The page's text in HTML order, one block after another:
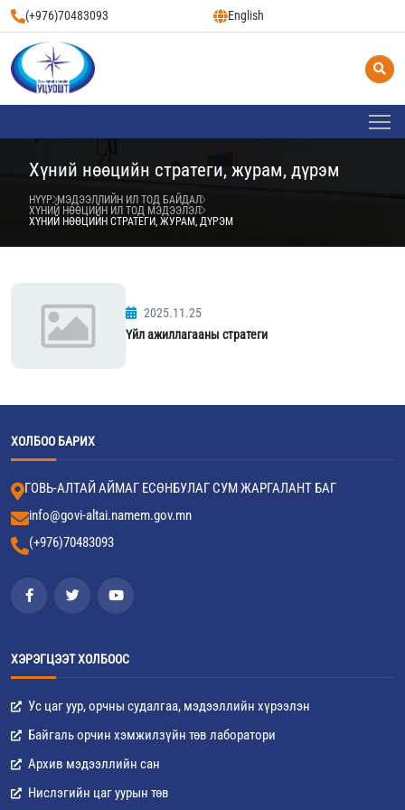
(+976)70483093 English
Хүний нөөцийн стратеги, журам, дүрэм
НҮҮР МЭДЭЭЛЛИЙН ИЛ ТОД БАЙДАЛ
ХҮНИЙ НӨӨЦИЙН ИЛ ТОД МЭДЭЭЛЭЛ
ХҮНИЙ НӨӨЦИЙН СТРАТЕГИ, ЖУРАМ, ДҮРЭМ
2025.11.25
Үйл ажиллагааны стратеги
ХОЛБОО БАРИХ
ГОВЬ-АЛТАЙ АЙМАГ ЕСӨНБУЛАГ СУМ ЖАРГАЛАНТ БАГ
info@govi-altai.namem.gov.mn
(+976)70483093
ХЭРЭГЦЭЭТ ХОЛБООС
Ус цаг уур, орчны судалгаа, мэдээллийн хүрээлэн
Байгаль орчин хэмжилзүйн төв лаборатори
Архив мэдээллийн сан
Нислэгийн цаг уурын төв